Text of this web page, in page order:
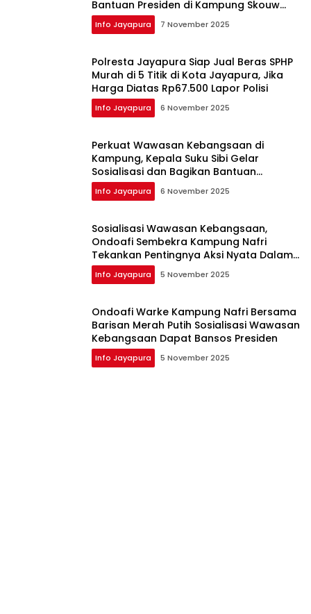
Bantuan Presiden di Kampung Skouw
Mabo
Info Jayapura 7 November 2025
Polresta Jayapura Siap Jual Beras SPHP
Murah di 5 Titik di Kota Jayapura, Jika
Harga Diatas Rp67.500 Lapor Polisi
Info Jayapura 6 November 2025
Perkuat Wawasan Kebangsaan di
Kampung, Kepala Suku Sibi Gelar
Sosialisasi dan Bagikan Bantuan
Presiden
Info Jayapura 6 November 2025
Sosialisasi Wawasan Kebangsaan,
Ondoafi Sembekra Kampung Nafri
Tekankan Pentingnya Aksi Nyata Dalam
Membangun Nasionalisme
Info Jayapura 5 November 2025
Ondoafi Warke Kampung Nafri Bersama
Barisan Merah Putih Sosialisasi Wawasan
Kebangsaan Dapat Bansos Presiden
Info Jayapura 5 November 2025